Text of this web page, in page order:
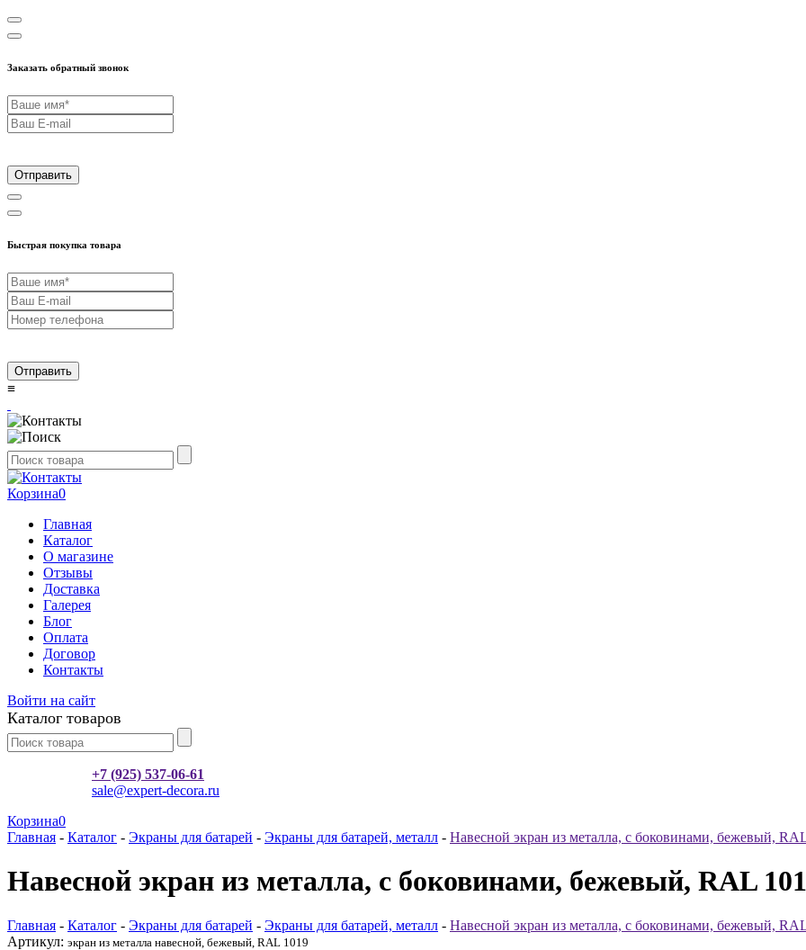
Заказать обратный звонок
Отправить
Быстрая покупка товара
Отправить
≡
Корзина0
Главная
Каталог
О магазине
Отзывы
Доставка
Галерея
Блог
Оплата
Договор
Контакты
Войти на сайт
Каталог товаров
+7 (925) 537-06-61
sale@expert-decora.ru
Корзина0
Главная - Каталог - Экраны для батарей - Экраны для батарей, металл - Навесной экран из металла, с боковинами, бежевый,
Навесной экран из металла, с боковинами, бежевый, RAL
Главная - Каталог - Экраны для батарей - Экраны для батарей, металл - Навесной экран из металла, с боковинами, бежевый,
Артикул: экран из металла навесной, бежевый, RAL 1019